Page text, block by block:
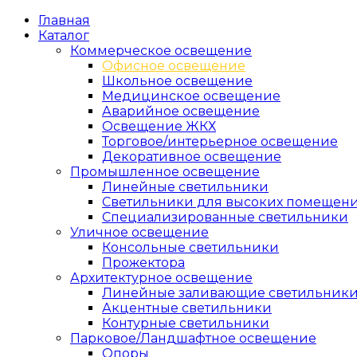
Главная
Каталог
Коммерческое освещение
Офисное освещение
Школьное освещение
Медицинское освещение
Аварийное освещение
Освещение ЖКХ
Торговое/интерьерное освещение
Декоративное освещение
Промышленное освещение
Линейные светильники
Светильники для высоких
Специализированные светильники
Уличное освещение
Консольные светильники
Прожектора
Архитектурное освещение
Линейные заливающие
Акцентные светильники
Контурные светильники
Парковое/Ландшафтное освещение
Опоры